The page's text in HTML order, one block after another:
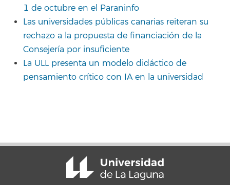
1 de octubre en el Paraninfo
Las universidades públicas canarias reiteran su
rechazo a la propuesta de financiación de la
Consejería por insuficiente
La ULL presenta un modelo didáctico de
pensamiento crítico con IA en la universidad